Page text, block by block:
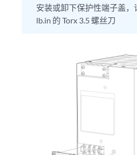
安装或卸下保护性端子盖，
lb.in 的 Torx 3.5 螺丝刀